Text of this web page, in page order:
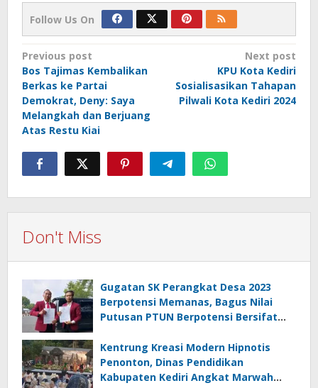
Follow Us On
Post
navigation
Previous post
Bos Tajimas Kembalikan
Berkas ke Partai
Demokrat, Deny: Saya
Melangkah dan Berjuang
Atas Restu Kiai
Next post
KPU Kota Kediri
Sosialisasikan Tahapan
Pilwali Kota Kediri 2024
Don't Miss
Gugatan SK Perangkat Desa 2023
Berpotensi Memanas, Bagus Nilai
Putusan PTUN Berpotensi Bersifat
Kentrung Kreasi Modern Hipnotis
Penonton, Dinas Pendidikan
Kabupaten Kediri Angkat Marwah